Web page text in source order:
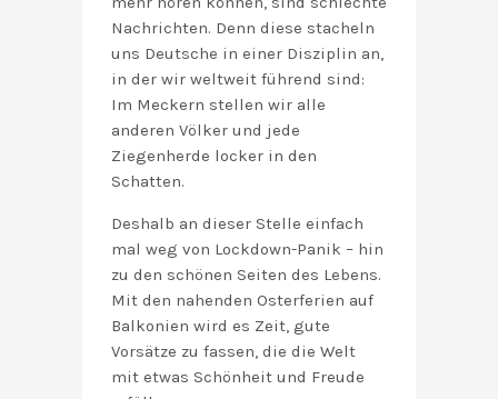
Nachrichten. Denn diese stacheln
uns Deutsche in einer Disziplin an,
in der wir weltweit führend sind:
Im Meckern stellen wir alle
anderen Völker und jede
Ziegenherde locker in den
Schatten.
Deshalb an dieser Stelle einfach
mal weg von Lockdown-Panik – hin
zu den schönen Seiten des Lebens.
Mit den nahenden Osterferien auf
Balkonien wird es Zeit, gute
Vorsätze zu fassen, die die Welt
mit etwas Schönheit und Freude